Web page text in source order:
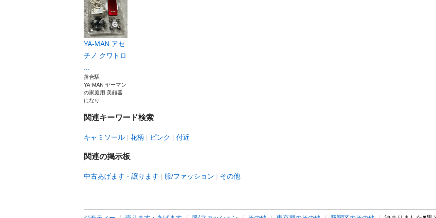
YA-MAN アセ
チノ クワトロ
...
落合駅
YA-MAN ヤーマン
の家庭用 美顔器
になり...
関連キーワード検索
キャミソール 花柄 ピンク 付近
関連の掲示板
中古あげます・譲ります 服/ファッション その他